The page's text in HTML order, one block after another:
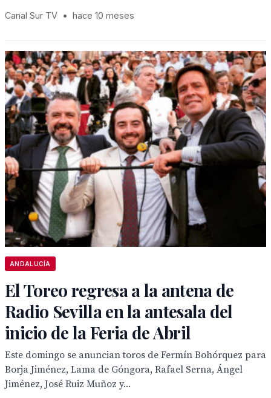
Canal Sur TV • hace 10 meses
ANDALUCÍA
El Toreo regresa a la antena de
Radio Sevilla en la antesala del
inicio de la Feria de Abril
Este domingo se anuncian toros de Fermín Bohórquez para
Borja Jiménez, Lama de Góngora, Rafael Serna, Ángel
Jiménez, José Ruiz Muñoz y...